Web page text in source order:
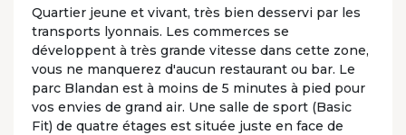
Quartier jeune et vivant, très bien desservi par les
transports lyonnais. Les commerces se
développent à très grande vitesse dans cette zone,
vous ne manquerez d'aucun restaurant ou bar. Le
parc Blandan est à moins de 5 minutes à pied pour
vos envies de grand air. Une salle de sport (Basic
Fit) de quatre étages est située juste en face de